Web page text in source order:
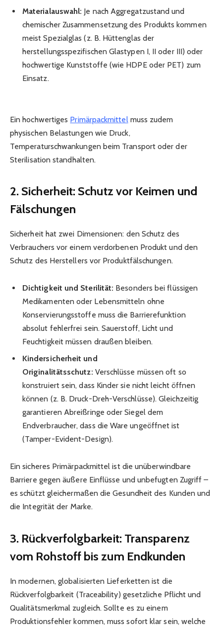
Materialauswahl: Je nach Aggregatzustand und
chemischer Zusammensetzung des Produkts kommen
meist Spezialglas (z. B. Hüttenglas der
herstellungsspezifischen Glastypen I, II oder III) oder
hochwertige Kunststoffe (wie HDPE oder PET) zum
Einsatz.
Ein hochwertiges Primärpackmittel muss zudem
physischen Belastungen wie Druck,
Temperaturschwankungen beim Transport oder der
Sterilisation standhalten.
2. Sicherheit: Schutz vor Keimen und
Fälschungen
Sicherheit hat zwei Dimensionen: den Schutz des
Verbrauchers vor einem verdorbenen Produkt und den
Schutz des Herstellers vor Produktfälschungen.
Dichtigkeit und Sterilität: Besonders bei flüssigen
Medikamenten oder Lebensmitteln ohne
Konservierungsstoffe muss die Barrierefunktion
absolut fehlerfrei sein. Sauerstoff, Licht und
Feuchtigkeit müssen draußen bleiben.
Kindersicherheit und
Originalitätsschutz: Verschlüsse müssen oft so
konstruiert sein, dass Kinder sie nicht leicht öffnen
können (z. B. Druck-Dreh-Verschlüsse). Gleichzeitig
garantieren Abreißringe oder Siegel dem
Endverbraucher, dass die Ware ungeöffnet ist
(Tamper-Evident-Design).
Ein sicheres Primärpackmittel ist die unüberwindbare
Barriere gegen äußere Einflüsse und unbefugten Zugriff –
es schützt gleichermaßen die Gesundheit des Kunden und
die Integrität der Marke.
3. Rückverfolgbarkeit: Transparenz
vom Rohstoff bis zum Endkunden
In modernen, globalisierten Lieferketten ist die
Rückverfolgbarkeit (Traceability) gesetzliche Pflicht und
Qualitätsmerkmal zugleich. Sollte es zu einem
Produktionsfehler kommen, muss sofort klar sein, welche